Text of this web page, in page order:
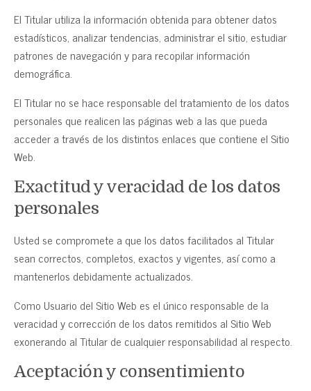
El Titular utiliza la información obtenida para obtener datos
estadísticos, analizar tendencias, administrar el sitio, estudiar
patrones de navegación y para recopilar información
demográfica.
El Titular no se hace responsable del tratamiento de los datos
personales que realicen las páginas web a las que pueda
acceder a través de los distintos enlaces que contiene el Sitio
Web.
Exactitud y veracidad de los datos
personales
Usted se compromete a que los datos facilitados al Titular
sean correctos, completos, exactos y vigentes, así como a
mantenerlos debidamente actualizados.
Como Usuario del Sitio Web es el único responsable de la
veracidad y corrección de los datos remitidos al Sitio Web
exonerando al Titular de cualquier responsabilidad al respecto.
Aceptación y consentimiento